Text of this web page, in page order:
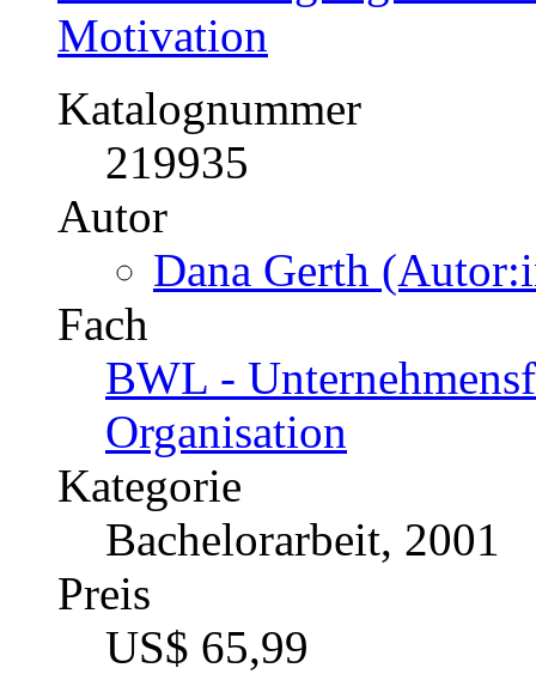
Motivation
Katalognummer
219935
Autor
Dana Gerth
Fach
BWL -
Organisation
Kategorie
Bachelorarbeit, 2001
Preis
US$ 65,99